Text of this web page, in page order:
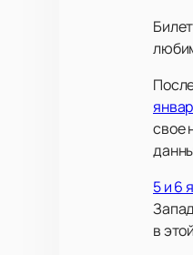
свое
5 и 6
в